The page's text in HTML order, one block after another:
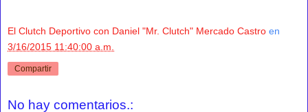
El Clutch Deportivo con Daniel "Mr. Clutch" Mercado Castro en
3/16/2015 11:40:00 a.m.
Compartir
No hay comentarios.: